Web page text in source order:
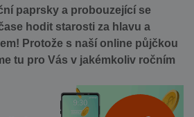
paprsky a probouzející se
hodit starosti za hlavu a
Protože s naší online půjčkou
tu pro Vás v jakémkoliv ročním